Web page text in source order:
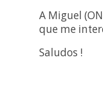
A Miguel
que me
Saludos !